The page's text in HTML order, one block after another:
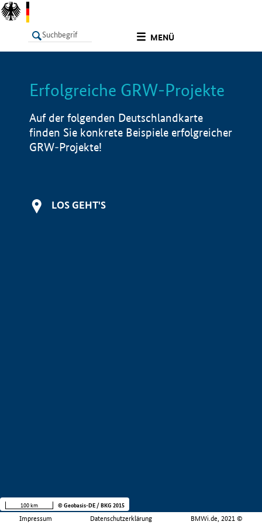
MENÜ
LISTE Info
Erfolgreiche GRW-Projekte
Auf der folgenden Deutschlandkarte
finden Sie konkrete Beispiele erfolgreicher
GRW-Projekte!
LOS GEHT'S
Impressum Datenschutzerklärung BMWi.de, 2021 ©
100 km © Geobasis-DE / BKG 2015